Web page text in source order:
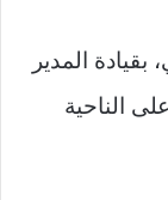
المدير
الناحية